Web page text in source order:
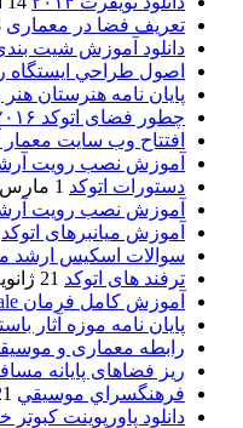
تعریف فضا در معماری
دانلود آموزش شیت
اصول طراحي ایستگاه
پایان نامه هنرستان
چطور فضای اتوکد ۲۰۱۶ را کلاسیک کنیم؟
افتتاح وب سایت معمار
آموزش نصب رویت
دستورات اتوکد 1 مارس 2015
آموزش نصب رویت
آموزش میانبرهای اتوکد
سوالات اسکیس ارشد
ترفند های اتوکد 21 ژانویه 2015
آموزش کامل فرمان Scale در اتوکد
پایان نامه موزه آثار
رابطه معماری و
ریز فضاهای پایانه
فرهنگسراي موسيقي 21
دانلود پاورپوینت کبوتر